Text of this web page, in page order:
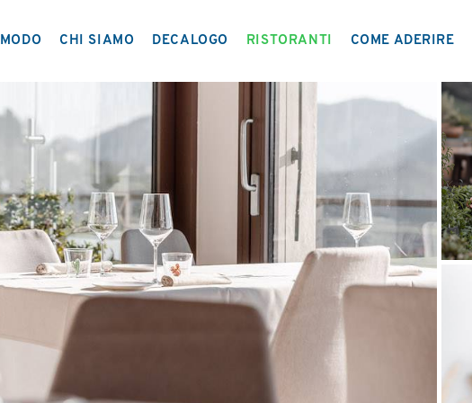
NETWORK
CHI SIAMO DECALOGO RISTORANTI COME ADERIRE